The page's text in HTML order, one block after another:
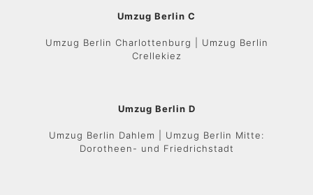
Umzug Berlin C
Umzug Berlin Charlottenburg | Umzug Berlin
Crellekiez
Umzug Berlin D
Umzug Berlin Dahlem | Umzug Berlin Mitte:
Dorotheen- und Friedrichstadt